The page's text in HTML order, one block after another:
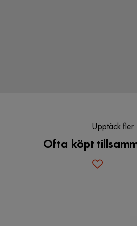
Upptäck fler
Ofta köpt